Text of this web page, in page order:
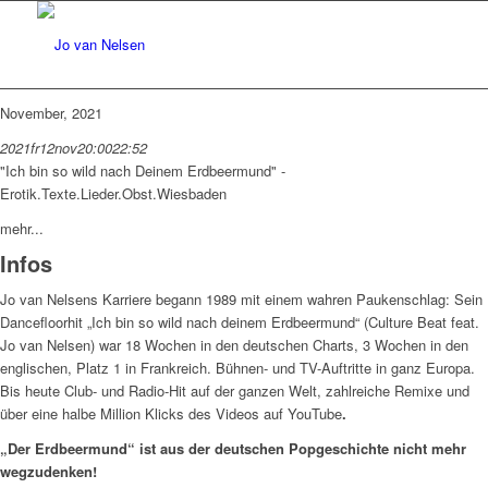
November, 2021
2021fr12nov20:0022:52
"Ich bin so wild nach Deinem Erdbeermund" -
Erotik.Texte.Lieder.Obst.Wiesbaden
mehr...
Infos
Jo van Nelsens Karriere begann 1989 mit einem wahren Paukenschlag: Sein
Dancefloorhit „Ich bin so wild nach deinem Erdbeermund“ (Culture Beat feat.
Jo van Nelsen) war 18 Wochen in den deutschen Charts, 3 Wochen in den
englischen, Platz 1 in Frankreich. Bühnen- und TV-Auftritte in ganz Europa.
Bis heute Club- und Radio-Hit auf der ganzen Welt, zahlreiche Remixe und
über eine halbe Million Klicks des Videos auf YouTube.
„Der Erdbeermund“ ist aus der deutschen Popgeschichte nicht mehr
wegzudenken!